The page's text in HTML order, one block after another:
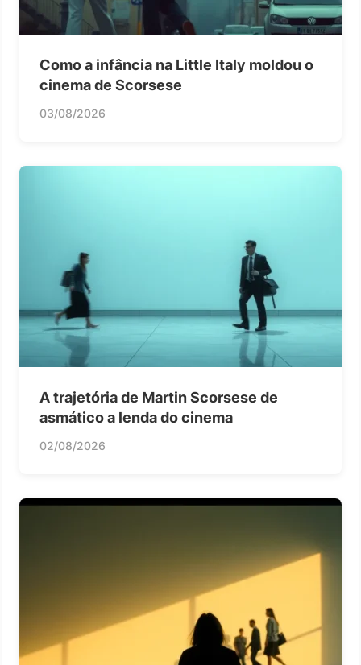
Como a infância na Little Italy moldou o
cinema de Scorsese
03/08/2026
A trajetória de Martin Scorsese de
asmático a lenda do cinema
02/08/2026